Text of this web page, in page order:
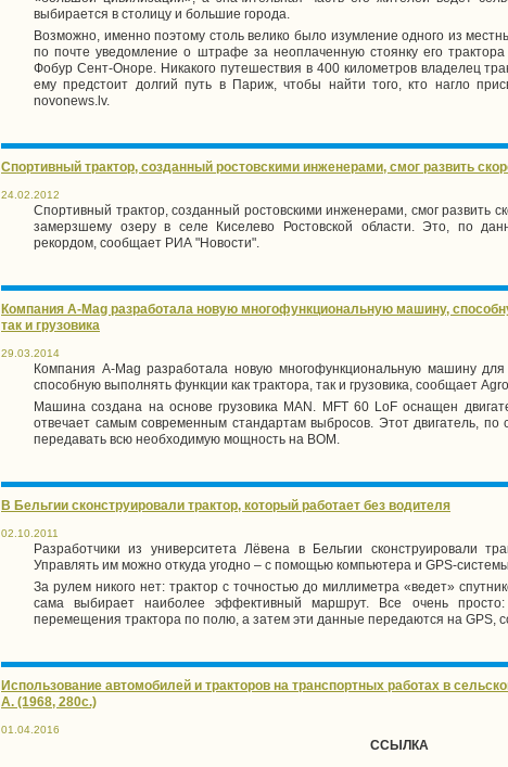
выбирается в столицу и большие города.
Возможно, именно поэтому столь велико было изумление одного из
по почте уведомление о штрафе за неоплаченную стоянку его
Фобур Сент-Оноре. Никакого путешествия в 400 километроввладелец
ему предстоит долгий путь в Париж, чтобы найти того, кто нагло
novonews.lv.
Спортивный трактор, созданный ростовскими инженерами, смог развить
24.02.2012
Спортивный трактор, созданный ростовскими инженерами, смог развить
замерзшему озеру в селе Киселево Ростовской области. Это, по
рекордом, сообщает РИА "Новости".
Компания A-Mag разработала новую многофункциональную машину,
так и грузовика
29.03.2014
Компания A-Mag разработала новую многофункциональную машину для
способную выполнять функции как трактора, так и грузовика, сообщает
Машина создана на основе грузовика MAN. MFT 60 LoF оснащен
отвечает самым современным стандартам выбросов. Этот двигатель, по
передавать всю необходимую мощность на ВОМ.
В Бельгии сконструировали трактор, который работает без водителя
02.10.2011
Разработчики из университета Лёвена в Бельгии сконструировали
Управлять им можно откуда угодно – с помощью компьютера и GPS-системы.
За рулем никого нет: трактор с точностью до миллиметра «ведет»
сама выбирает наиболее эффективный маршрут. Все очень
перемещения трактора по полю, а затем эти данные передаются на GPS,
Использование автомобилей и тракторов на транспортных работах в
А. (1968, 280с.)
01.04.2016
ССЫЛКА